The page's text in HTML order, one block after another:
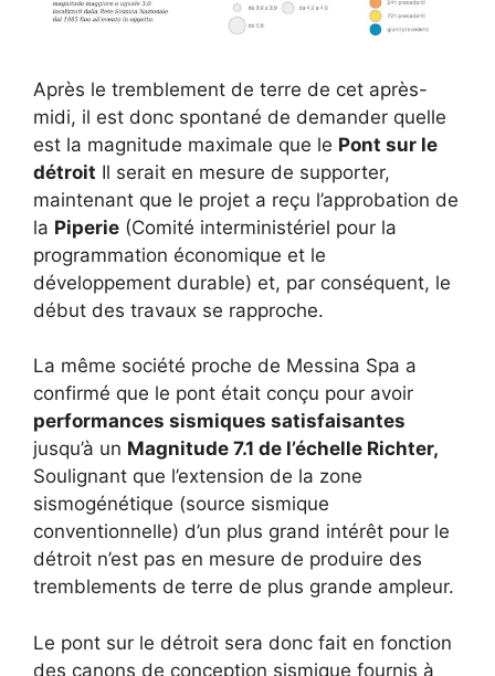
Après le tremblement de terre de cet après-
midi, il est donc spontané de demander quelle
est la magnitude maximale que le Pont sur le
détroit Il serait en mesure de supporter,
maintenant que le projet a reçu l’approbation de
la Piperie (Comité interministériel pour la
programmation économique et le
développement durable) et, par conséquent, le
début des travaux se rapproche.
La même société proche de Messina Spa a
confirmé que le pont était conçu pour avoir
performances sismiques satisfaisantes
jusqu’à un Magnitude 7.1 de l’échelle Richter,
Soulignant que l’extension de la zone
sismogénétique (source sismique
conventionnelle) d’un plus grand intérêt pour le
détroit n’est pas en mesure de produire des
tremblements de terre de plus grande ampleur.
Le pont sur le détroit sera donc fait en fonction
des canons de conception sismique fournis à